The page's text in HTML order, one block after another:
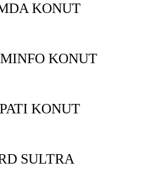
KONUT
KONUT
KONUT
SULTRA